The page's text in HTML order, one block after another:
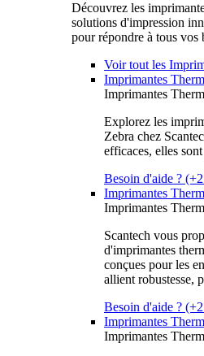
Découvrez les
solutions d'impression
pour répondre à tous vos
Voir tout les
Imprimantes
Imprimantes
Explorez les
Zebra chez
efficaces, elles
Besoin d'aide ?
Imprimantes
Imprimantes
Scantech vous
d'imprimantes
conçues pour les
allient robustesse,
Besoin d'aide ?
Imprimantes
Imprimantes